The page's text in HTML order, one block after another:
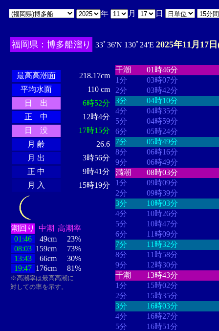
年 月 日
福岡県：博多船溜り 33ﾟ36'N 130ﾟ24'E 2025年11月17
最高高潮面
218.17cm
平均水面
110 cm
日 出
6時52分
正 中
12時4分
日 没
17時15分
月 齢
26.6
月 出
3時56分
正 中
9時41分
月 入
15時19分
潮回り 中潮 高潮率
01:46
49cm
23%
08:03 159cm
73%
13:43
66cm
30%
19:47 176cm 81%
※高潮率は最高高潮に
対しての率を示す。
干潮
01時46分
1分
03時07分
2分
03時42分
3分
04時10分
4分
04時35分
5分
04時59分
6分
05時24分
7分
05時49分
8分
06時16分
9分
06時49分
満潮
08時03分
1分
09時09分
2分
09時39分
3分
10時03分
4分
10時26分
5分
10時47分
6分
11時09分
7分
11時32分
8分
11時58分
9分
12時30分
干潮
13時43分
1分
15時02分
2分
15時35分
3分
16時03分
4分
16時27分
5分
16時51分